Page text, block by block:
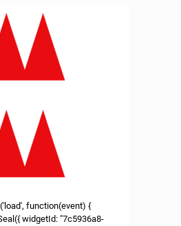
function(event) {
widgetId: "7c5936a8-